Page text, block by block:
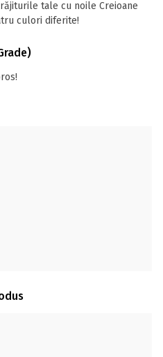
tale cu noile Creioane
culori diferite!